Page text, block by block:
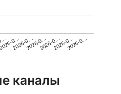
0…
2026-0…2026-0…2026-0…2026-0…2026-0…
каналы